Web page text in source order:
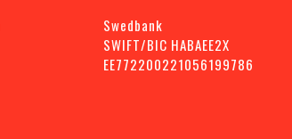
Swedbank
SWIFT/BIC HABAEE2X
EE772200221056199786